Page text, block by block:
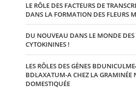
LE RÔLE DES FACTEURS DE
DANS LA FORMATION DES FLEURS
DU NOUVEAU DANS LE MONDE DES
CYTOKININES !
LES RÔLES DES GÈNES
BDLAXATUM-A CHEZ LA GRAMINÉE
DOMESTIQUÉE